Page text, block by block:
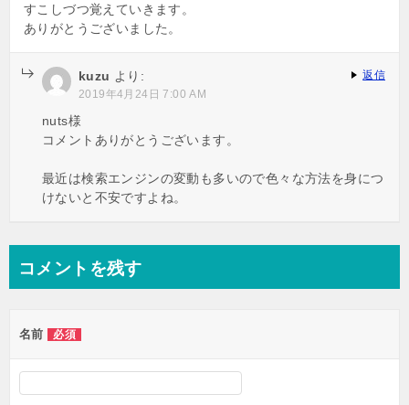
すこしづつ覚えていきます。
ありがとうございました。
kuzu より:
2019年4月24日 7:00 AM
nuts様
コメントありがとうございます。
最近は検索エンジンの変動も多いので色々な方法を身につ
けないと不安ですよね。
返信
コメントを残す
名前 必須